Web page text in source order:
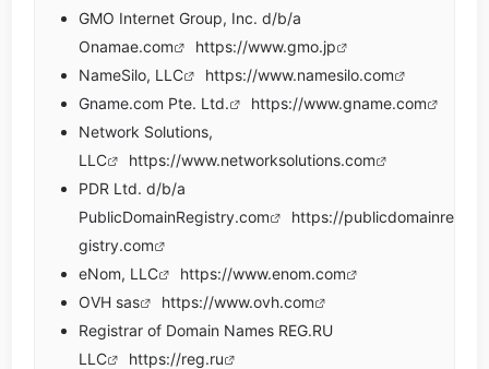
GMO Internet Group, Inc. d/b/a
Onamae.com
https://www.gmo.jp
NameSilo, LLC
https://www.namesilo.com
Gname.com Pte. Ltd.
https://www.gname.com
Network Solutions,
LLC
https://www.networksolutions.com
PDR Ltd. d/b/a
PublicDomainRegistry.com
https://publicdomainre
gistry.com
eNom, LLC
https://www.enom.com
OVH sas
https://www.ovh.com
Registrar of Domain Names REG.RU
LLC
https://reg.ru